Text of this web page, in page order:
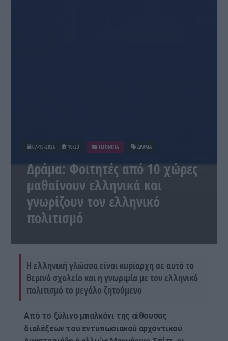
07-15-2025 10:23 ΓΕΓΟΝΟΤΑ ΔΡΑΜΑ
Δράμα: Φοιτητές από 10 χώρες
μαθαίνουν ελληνικά και
γνωρίζουν τον ελληνικό
πολιτισμό
Η ελληνική γλώσσα είναι κυρίαρχη σε αυτό το
θερινό σχολείο και η γνωριμία με τον ελληνικό
πολιτισμό το μεγάλο ζητούμενο
Από το ξύλινο μπαλκόνι της αίθουσας
διαλέξεων του εντυπωσιακού αρχοντικού